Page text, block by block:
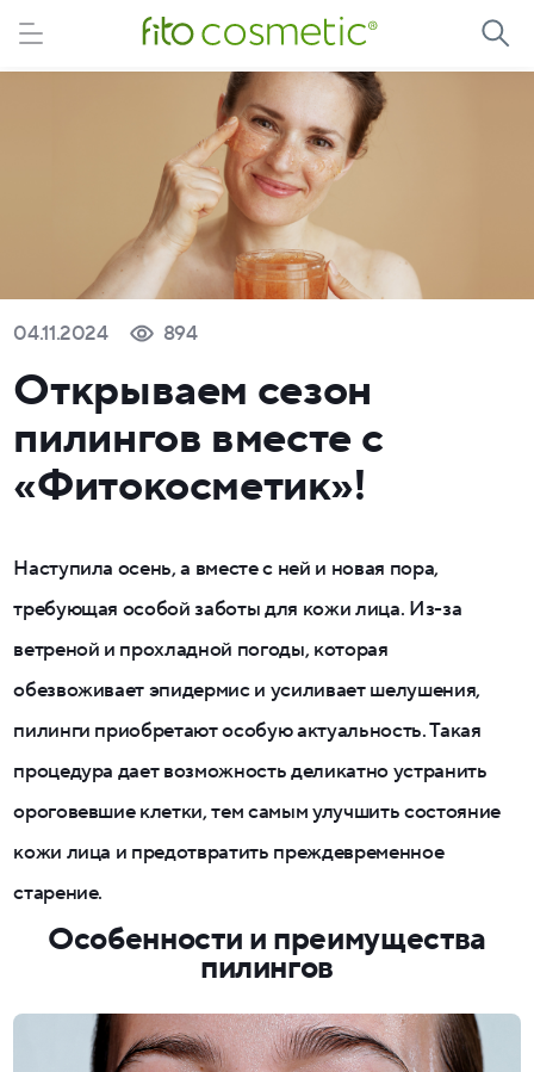
04.11.2024 894
Открываем сезон
пилингов вместе с
«Фитокосметик»!
Наступила осень, а вместе с ней и новая пора,
требующая особой заботы для кожи лица. Из-за
ветреной и прохладной погоды, которая
обезвоживает эпидермис и усиливает шелушения,
пилинги приобретают особую актуальность. Такая
процедура дает возможность деликатно устранить
ороговевшие клетки, тем самым улучшить состояние
кожи лица и предотвратить преждевременное
старение.
Особенности и преимущества
пилингов